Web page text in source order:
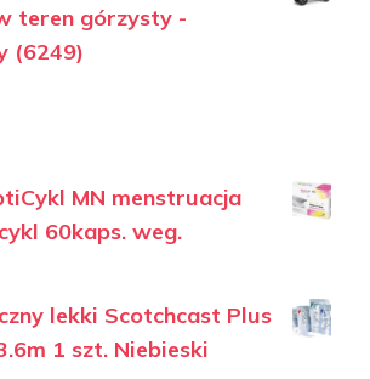
teren górzysty -
(6249)
MN menstruacja
60kaps. weg.
lekki Scotchcast Plus
1 szt. Niebieski